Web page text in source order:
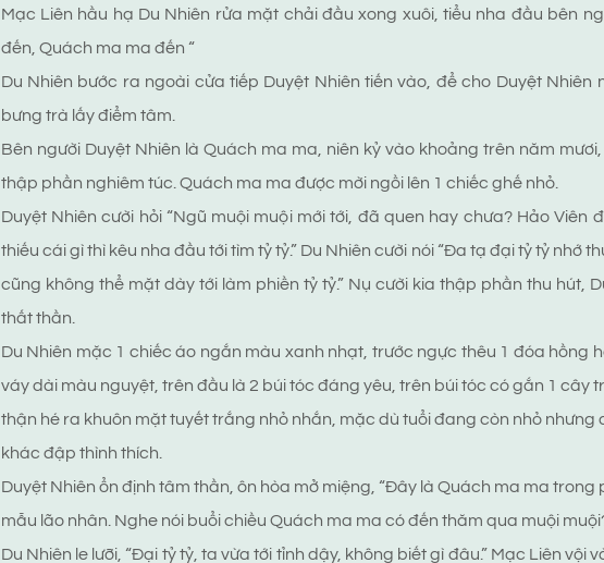
Mạc Liên hầu hạ Du Nhiên rửa mặt chải đầu xong xuôi, tiểu nha đầu bên
đến, Quách ma ma đến “
Du Nhiên bước ra ngoài cửa tiếp Duyệt Nhiên tiến vào, để cho Duyệt Nhiên
bưng trà lấy điểm tâm.
Bên người Duyệt Nhiên là Quách ma ma, niên kỷ vào khoảng trên năm
thập phần nghiêm túc. Quách ma ma được mời ngồi lên 1 chiếc ghế nhỏ.
Duyệt Nhiên cười hỏi “Ngũ muội muội mới tới, đã quen hay chưa? Hảo Viên
thiếu cái gì thì kêu nha đầu tới tìm tỷ tỷ.” Du Nhiên cười nói “Đa tạ đại tỷ tỷ nhớ
cũng không thể mặt dày tới làm phiền tỷ tỷ.” Nụ cười kia thập phần thu hút,
thất thần.
Du Nhiên mặc 1 chiếc áo ngắn màu xanh nhạt, trước ngực thêu 1 đóa hồng
váy dài màu nguyệt, trên đầu là 2 búi tóc đáng yêu, trên búi tóc có gắn 1 cây
thận hé ra khuôn mặt tuyết trắng nhỏ nhắn, mặc dù tuổi đang còn nhỏ nhưng
khác đập thình thích.
Duyệt Nhiên ổn định tâm thần, ôn hòa mở miệng, “Đây là Quách ma ma trong
mẫu lão nhân. Nghe nói buổi chiều Quách ma ma có đến thăm qua muội
Du Nhiên le lưỡi, “Đại tỷ tỷ, ta vừa tới tỉnh dậy, không biết gì đâu.” Mạc Liên vội